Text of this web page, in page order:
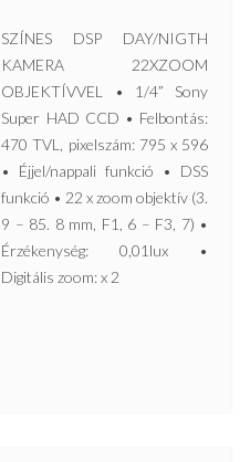
SZÍNES DSP DAY/NIGTH
KAMERA 22XZOOM
OBJEKTÍVVEL • 1/4” Sony
Super HAD CCD • Felbontás:
470 TVL, pixelszám: 795 x 596
• Éjjel/nappali funkció • DSS
funkció • 22 x zoom objektív (3.
9 – 85. 8 mm, F1, 6 – F3, 7) •
Érzékenység: 0,01lux •
Digitális zoom: x 2